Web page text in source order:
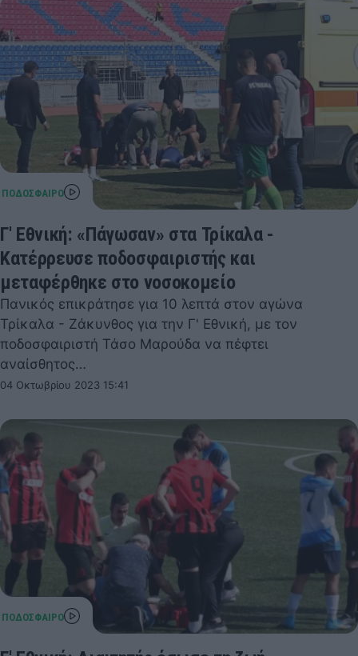
Γ' Εθνική: «Πάγωσαν» στα Τρίκαλα -
Κατέρρευσε ποδοσφαιριστής και
μεταφέρθηκε στο νοσοκομείο
Πανικός επικράτησε για 10 λεπτά στον αγώνα
Τρίκαλα - Ζάκυνθος για την Γ' Εθνική, με τον
ποδοσφαιριστή Τάσο Μαρούδα να πέφτει
αναίσθητος…
04 Οκτωβρίου 2023 15:41